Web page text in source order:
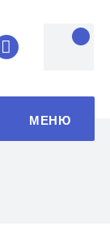
8 (4852) 33-
МЕНЮ